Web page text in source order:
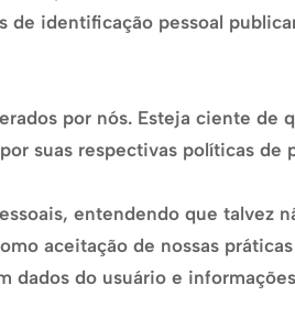
de identificação pessoal
por nós. Esteja ciente de
suas respectivas políticas de
entendendo que talvez
aceitação de nossas
dados do usuário e